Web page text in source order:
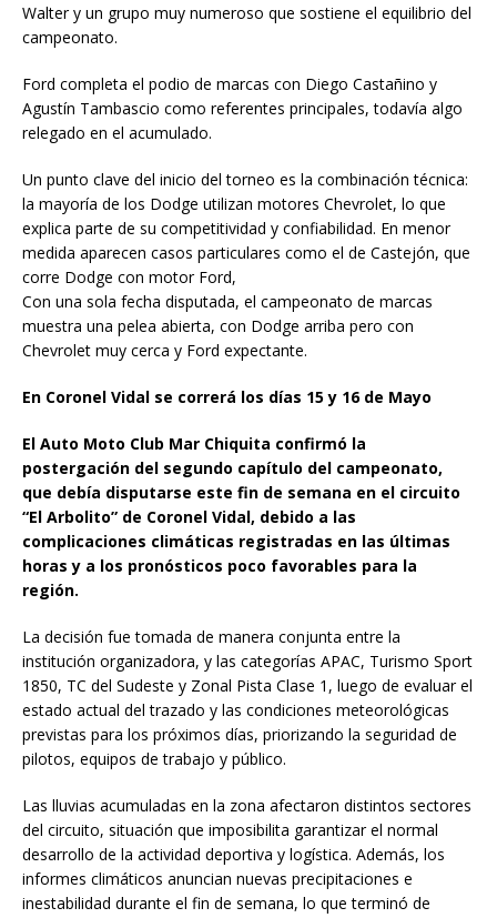
Walter y un grupo muy numeroso que sostiene el equilibrio del
campeonato.
Ford completa el podio de marcas con Diego Castañino y
Agustín Tambascio como referentes principales, todavía algo
relegado en el acumulado.
Un punto clave del inicio del torneo es la combinación técnica:
la mayoría de los Dodge utilizan motores Chevrolet, lo que
explica parte de su competitividad y confiabilidad. En menor
medida aparecen casos particulares como el de Castejón, que
corre Dodge con motor Ford,
Con una sola fecha disputada, el campeonato de marcas
muestra una pelea abierta, con Dodge arriba pero con
Chevrolet muy cerca y Ford expectante.
En Coronel Vidal se correrá los días 15 y 16 de Mayo
El Auto Moto Club Mar Chiquita confirmó la
postergación del segundo capítulo del campeonato,
que debía disputarse este fin de semana en el circuito
“El Arbolito” de Coronel Vidal, debido a las
complicaciones climáticas registradas en las últimas
horas y a los pronósticos poco favorables para la
región.
La decisión fue tomada de manera conjunta entre la
institución organizadora, y las categorías APAC, Turismo Sport
1850, TC del Sudeste y Zonal Pista Clase 1, luego de evaluar el
estado actual del trazado y las condiciones meteorológicas
previstas para los próximos días, priorizando la seguridad de
pilotos, equipos de trabajo y público.
Las lluvias acumuladas en la zona afectaron distintos sectores
del circuito, situación que imposibilita garantizar el normal
desarrollo de la actividad deportiva y logística. Además, los
informes climáticos anuncian nuevas precipitaciones e
inestabilidad durante el fin de semana, lo que terminó de